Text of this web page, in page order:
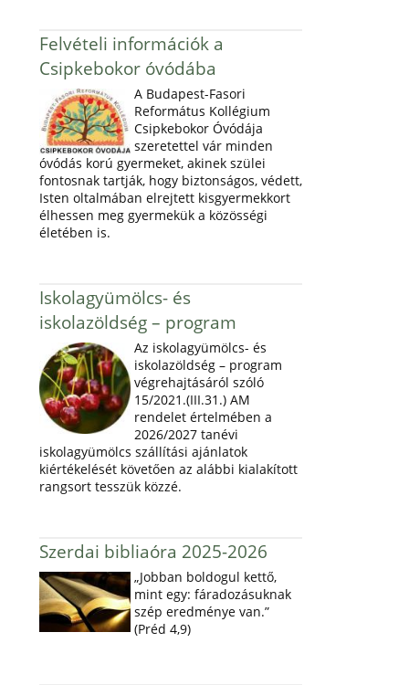
Felvételi információk a
Csipkebokor óvódába
A Budapest-Fasori
Református Kollégium
Csipkebokor Óvódája
szeretettel vár minden
óvódás korú gyermeket, akinek szülei
fontosnak tartják, hogy biztonságos, védett,
Isten oltalmában elrejtett kisgyermekkort
élhessen meg gyermekük a közösségi
életében is.
Iskolagyümölcs- és
iskolazöldség – program
Az iskolagyümölcs- és
iskolazöldség – program
végrehajtásáról szóló
15/2021.(III.31.) AM
rendelet értelmében a
2026/2027 tanévi
iskolagyümölcs szállítási ajánlatok
kiértékelését követően az alábbi kialakított
rangsort tesszük közzé.
Szerdai bibliaóra 2025-2026
„Jobban boldogul kettő,
mint egy: fáradozásuknak
szép eredménye van.”
(Préd 4,9)